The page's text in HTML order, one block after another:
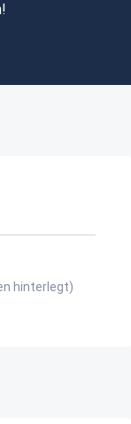
hinterlegt)